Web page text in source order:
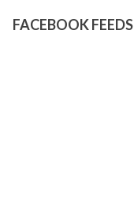
FACEBOOK FEEDS